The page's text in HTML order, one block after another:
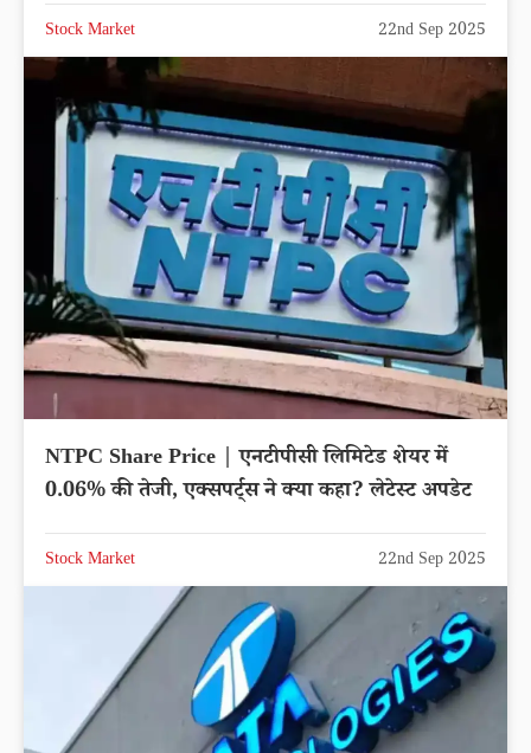
Stock Market 22nd Sep 2025
NTPC Share Price | एनटीपीसी लिमिटेड शेयर में
0.06% की तेजी, एक्सपर्ट्स ने क्या कहा? लेटेस्ट अपडेट
Stock Market 22nd Sep 2025